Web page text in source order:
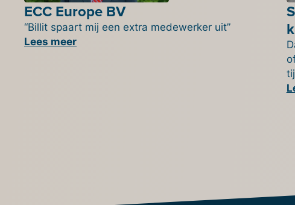
ECC Europe BV
“Billit spaart mij een extra medewerker uit”
Lees meer